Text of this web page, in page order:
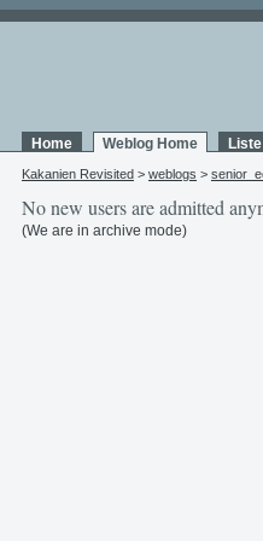
Home Weblog Home
Kakanien Revisited > weblogs >
No new users are admitted
(We are in archive mode)